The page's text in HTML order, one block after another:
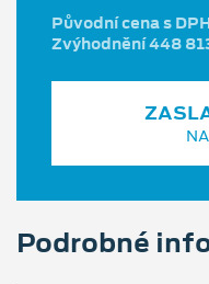
Původní cena s
Zvýhodnění 448
Podrobné